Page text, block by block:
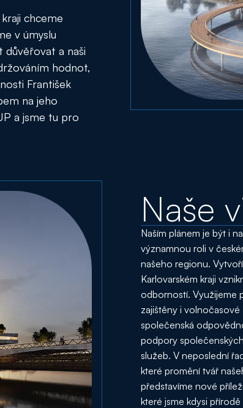
chceme
v úmyslu
a naši
hodnot,
František
na jeho
a jsme tu pro
Naše
Naším plánem je být i
významnou roli v
našeho regionu.
Karlovarském kraji
odborností. Využijeme
zajištěny i
společenská
podpory
služeb. V neposlední
které promění tvář
představíme nové
které jsme kdysi